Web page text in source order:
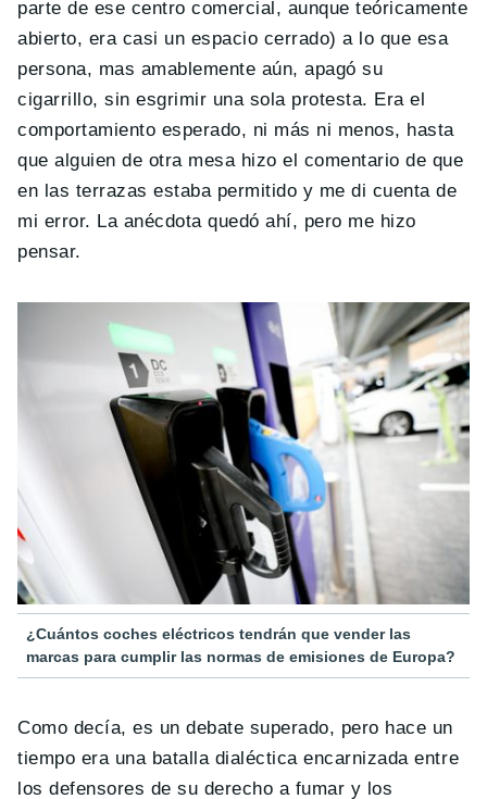
parte de ese centro comercial, aunque teóricamente
abierto, era casi un espacio cerrado) a lo que esa
persona, mas amablemente aún, apagó su
cigarrillo, sin esgrimir una sola protesta. Era el
comportamiento esperado, ni más ni menos, hasta
que alguien de otra mesa hizo el comentario de que
en las terrazas estaba permitido y me di cuenta de
mi error. La anécdota quedó ahí, pero me hizo
pensar.
¿Cuántos coches eléctricos tendrán que vender las
marcas para cumplir las normas de emisiones de Europa?
Como decía, es un debate superado, pero hace un
tiempo era una batalla dialéctica encarnizada entre
los defensores de su derecho a fumar y los